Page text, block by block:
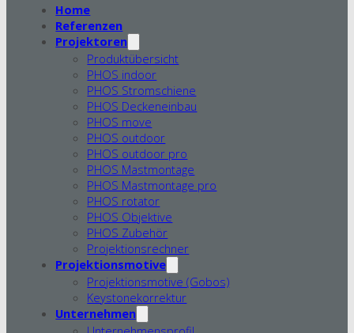
Home
Referenzen
Projektoren
Produktübersicht
PHOS indoor
PHOS Stromschiene
PHOS Deckeneinbau
PHOS move
PHOS outdoor
PHOS outdoor pro
PHOS Mastmontage
PHOS Mastmontage pro
PHOS rotator
PHOS Objektive
PHOS Zubehör
Projektionsrechner
Projektionsmotive
Projektionsmotive (Gobos)
Keystonekorrektur
Unternehmen